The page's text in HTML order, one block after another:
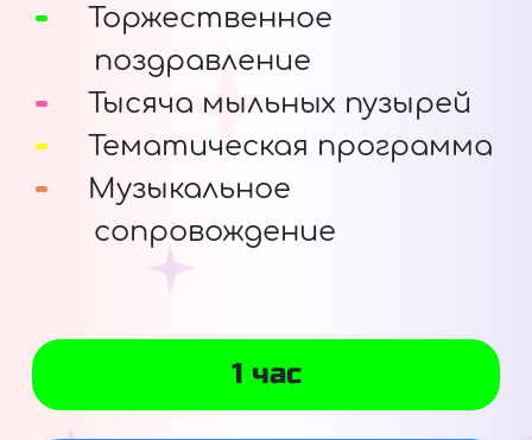
Торжественное
поздравление
Тысяча мыльных пузырей
Тематическая программа
Музыкальное
сопровождение
1 час